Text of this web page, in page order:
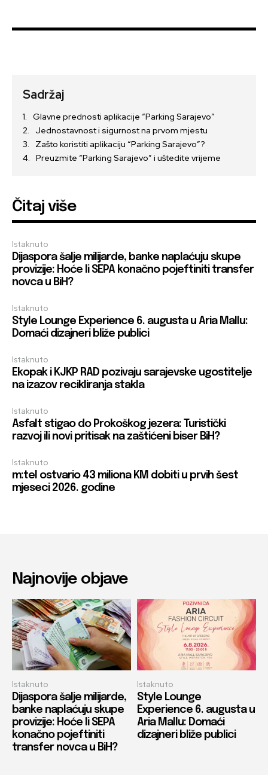
Sadržaj
Glavne prednosti aplikacije “Parking Sarajevo”
Jednostavnost i sigurnost na prvom mjestu
Zašto koristiti aplikaciju “Parking Sarajevo”?
Preuzmite “Parking Sarajevo” i uštedite vrijeme
Čitaj više
Istaknuto
Dijaspora šalje milijarde, banke naplaćuju skupe
provizije: Hoće li SEPA konačno pojeftiniti transfer
novca u BiH?
Istaknuto
Style Lounge Experience 6. augusta u Aria Mallu:
Domaći dizajneri bliže publici
Istaknuto
Ekopak i KJKP RAD pozivaju sarajevske ugostitelje
na izazov recikliranja stakla
Istaknuto
Asfalt stigao do Prokoškog jezera: Turistički
razvoj ili novi pritisak na zaštićeni biser BiH?
Istaknuto
m:tel ostvario 43 miliona KM dobiti u prvih šest
mjeseci 2026. godine
Najnovije objave
Istaknuto
Dijaspora šalje milijarde,
banke naplaćuju skupe
provizije: Hoće li SEPA
konačno pojeftiniti
transfer novca u BiH?
Istaknuto
Style Lounge
Experience 6. augusta u
Aria Mallu: Domaći
dizajneri bliže publici